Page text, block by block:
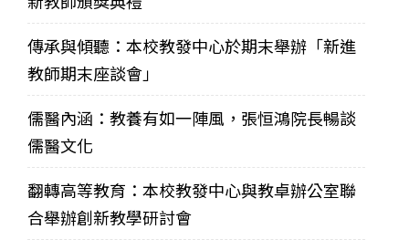
傳承與傾聽：本校教發中心於期末舉辦「新進
教師期末座談會」
儒醫內涵：教養有如一陣風，張恒鴻院長暢談
儒醫文化
翻轉高等教育：本校教發中心與教卓辦公室聯
合舉辦創新教學研討會